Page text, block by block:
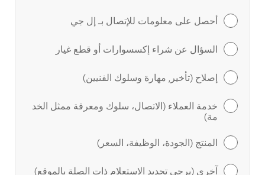
أحصل على معلومات للإتصال بـ إل جي
السؤال عن شراء إكسسوارات أو قطع غيار
إصلاح (تأخير, مهارة وسلوك الفنيين)
خدمة العملاء (الاتصال، سلوك ومعرفة ممثل الخد
مة)
المنتج (الجودة، الوظيفة، السعر)
آخرى (يرجى تحديد الاستعلام ذات الصلة بالموقع)